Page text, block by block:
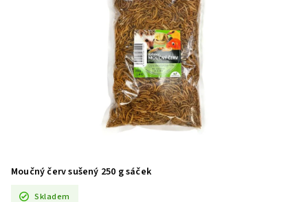
Moučný červ sušený 250 g sáček
Skladem